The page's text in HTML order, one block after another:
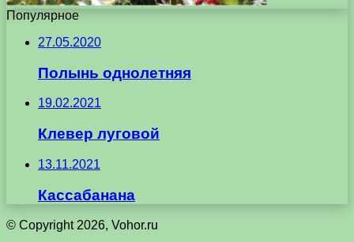
Популярное
27.05.2020
Полынь однолетняя
19.02.2021
Клевер луговой
13.11.2021
Кассабанана
© Copyright 2026, Vohor.ru